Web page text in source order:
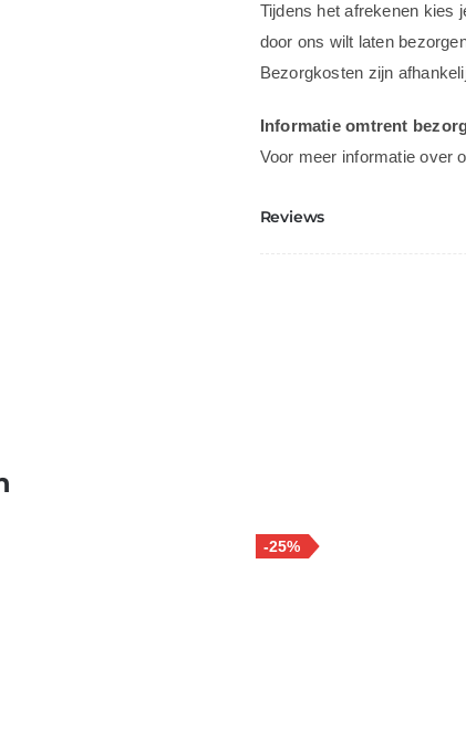
Tijdens het afrekenen kies
door ons wilt laten
Bezorgkosten zijn
Informatie omtrent
Voor meer informatie over
Reviews
-25%